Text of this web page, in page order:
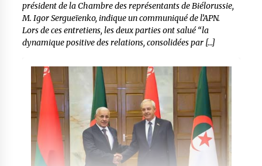
président de la Chambre des représentants de Biélorussie,
M. Igor Sergueïenko, indique un communiqué de l’APN.
Lors de ces entretiens, les deux parties ont salué “la
dynamique positive des relations, consolidées par […]